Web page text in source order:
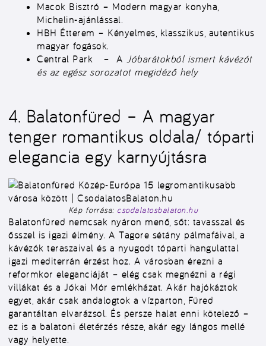
Macok Bisztró – Modern magyar konyha,
Michelin-ajánlással.
HBH Étterem – Kényelmes, klasszikus, autentikus
magyar fogások.
Central Park – A Jóbarátokból ismert kávézót
és az egész sorozatot megidéző hely
4. Balatonfüred – A magyar
tenger romantikus oldala/ tóparti
elegancia egy karnyújtásra
Kép forrása: csodalatosbalaton.hu
Balatonfüred nemcsak nyáron menő, sőt: tavasszal és
ősszel is igazi élmény. A Tagore sétány pálmafáival, a
kávézók teraszaival és a nyugodt tóparti hangulattal
igazi mediterrán érzést hoz. A városban érezni a
reformkor eleganciáját – elég csak megnézni a régi
villákat és a Jókai Mór emlékházat. Akár hajókáztok
egyet, akár csak andalogtok a vízparton, Füred
garantáltan elvarázsol. És persze halat enni kötelező –
ez is a balatoni életérzés része, akár egy lángos mellé
vagy helyette.